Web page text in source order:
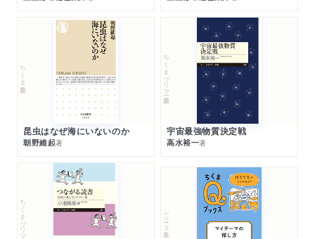
ちくま新書
昆虫はなぜ海にいないのか
朝野維起著
ちくまプリマー新書
宇宙最強物質決定戦
高水裕一著
ちくまプリマー新書 シリーズ・全集